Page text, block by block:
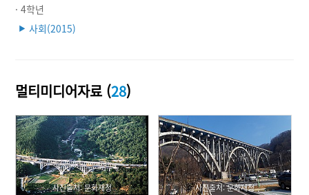
· 4학년
▶ 사회(2015)
멀티미디어자료 (28)
사진출처: 문화재청 사진출처: 문화재청